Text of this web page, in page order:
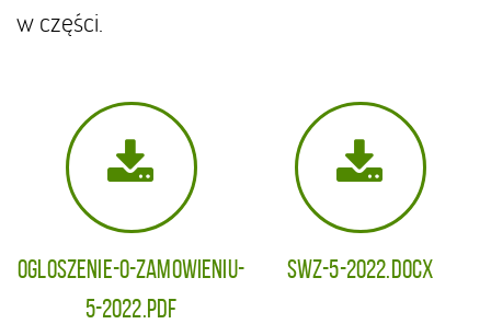
w części.
Ogloszenie-o-zamowieniu-
5-2022.pdf
SWZ-5-2022.docx